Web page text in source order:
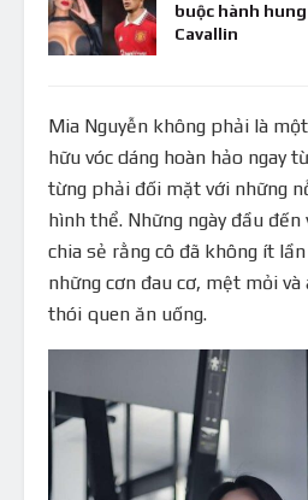
buộc hành hung
Cavallin
Mia Nguyễn không phải là
hữu vóc dáng hoàn hảo ngay
từng phải đối mặt với những
hình thể. Những ngày đầu
chia sẻ rằng cô đã không ít
những cơn đau cơ, mệt mỏi
thói quen ăn uống.